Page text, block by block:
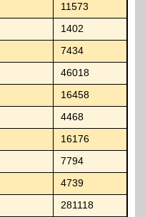
11573
1402
7434
46018
16458
4468
16176
7794
4739
281118